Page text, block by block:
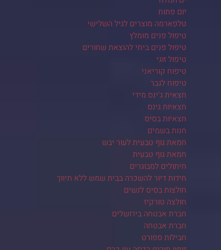
יום פתוח
טלפארמה מוצרים לגיל השלישי
טיפול פנים מומלץ
טיפול פנים ביתי להוצאת שחורים
טיפול זוגי
טיפוח קוריאני
טיפוח לגבר
חצאית ג'ינס מידי
חצאיות גינס
חצאיות בסיס
חנות בשמים
חמאת גוף טבעית לעור יבש
חמאת גוף טבעית
חיתולים למבוגרים
חידות דיור להשכרה בבית שמש ללא תיווך
חולצות בסיס לנשים
חולצה טורקיז
חברת אבטחה בירושלים
חברת אבטחה
חבילות ספורט